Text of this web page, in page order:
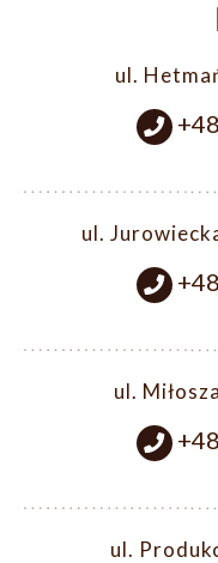
ul.
ul.
ul.
ul.